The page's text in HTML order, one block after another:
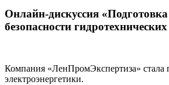
Онлайн-дискуссия
безопасности
Компания «ЛенПромЭкспертиза» стала
электроэнергетики.